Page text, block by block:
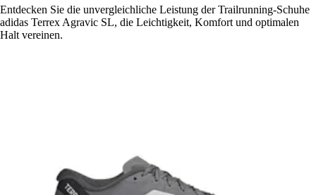
Entdecken Sie die unvergleichliche Leistung der Trailrunning-Schuhe
adidas Terrex Agravic SL, die Leichtigkeit, Komfort und optimalen
Halt vereinen.